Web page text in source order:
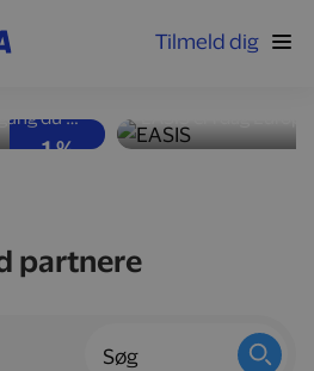
Tilmeld dig
1 %
Få penge tilbage, hver gang du tanker bilen op hos Shell-stationer landet over.
Nyd velsmag
partnere